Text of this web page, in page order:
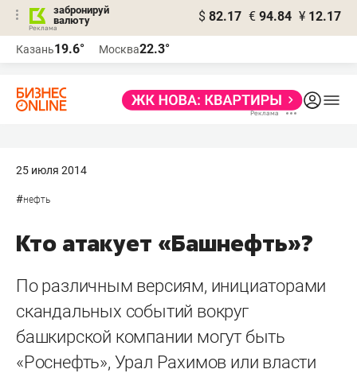
забронируй
валюту
$ 82.17 € 94.84 ¥ 12.17
Казань19.6° Москва22.3°
25 июля 2014
#нефть
Кто атакует «Башнефть»?
По различным версиям, инициаторами
скандальных событий вокруг
башкирской компании могут быть
«Роснефть», Урал Рахимов или власти